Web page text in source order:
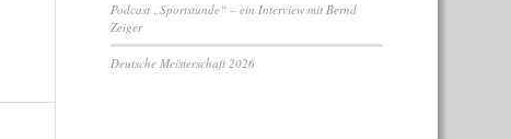
Podcast „Sportstunde“ – ein Interview mit Bernd
Zeiger
Deutsche Meisterschaft 2026